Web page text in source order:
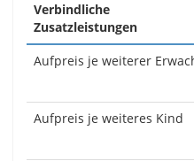
Verbindliche
Zusatzleistungen
Aufpreis je weiterer
Aufpreis je weiteres Kind